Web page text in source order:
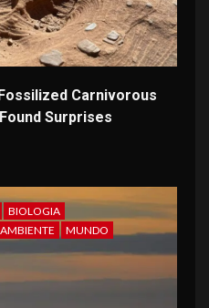
Carnivorous
Surprises
BIOLOGIA
MUNDO